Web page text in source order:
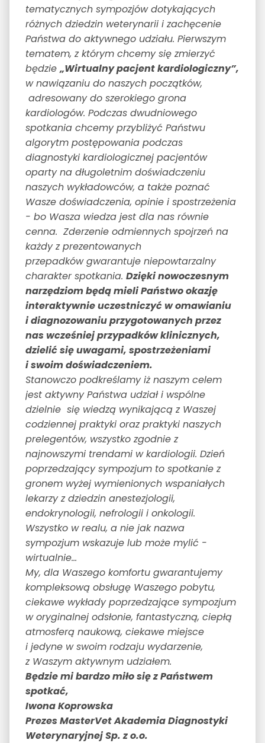
tematycznych sympozjów dotykających
różnych dziedzin weterynarii i zachęcenie
Państwa do aktywnego udziału. Pierwszym
tematem, z którym chcemy się zmierzyć
będzie „Wirtualny pacjent kardiologiczny”,
w nawiązaniu do naszych początków,
adresowany do szerokiego grona
kardiologów. Podczas dwudniowego
spotkania chcemy przybliżyć Państwu
algorytm postępowania podczas
diagnostyki kardiologicznej pacjentów
oparty na długoletnim doświadczeniu
naszych wykładowców, a także poznać
Wasze doświadczenia, opinie i spostrzeżenia
- bo Wasza wiedza jest dla nas równie
cenna. Zderzenie odmiennych spojrzeń na
każdy z prezentowanych
przepadków gwarantuje niepowtarzalny
charakter spotkania. Dzięki nowoczesnym
narzędziom będą mieli Państwo okazję
interaktywnie uczestniczyć w omawianiu
i diagnozowaniu przygotowanych przez
nas wcześniej przypadków klinicznych,
dzielić się uwagami, spostrzeżeniami
i swoim doświadczeniem.
Stanowczo podkreślamy iż naszym celem
jest aktywny Państwa udział i wspólne
dzielnie się wiedzą wynikającą z Waszej
codziennej praktyki oraz praktyki naszych
prelegentów, wszystko zgodnie z
najnowszymi trendami w kardiologii. Dzień
poprzedzający sympozjum to spotkanie z
gronem wyżej wymienionych wspaniałych
lekarzy z dziedzin anestezjologii,
endokrynologii, nefrologii i onkologii.
Wszystko w realu, a nie jak nazwa
sympozjum wskazuje lub może mylić -
wirtualnie...
My, dla Waszego komfortu gwarantujemy
kompleksową obsługę Waszego pobytu,
ciekawe wykłady poprzedzające sympozjum
w oryginalnej odsłonie, fantastyczną, ciepłą
atmosferą naukową, ciekawe miejsce
i jedyne w swoim rodzaju wydarzenie,
z Waszym aktywnym udziałem.
Będzie mi bardzo miło się z Państwem
spotkać,
Iwona Koprowska
Prezes MasterVet Akademia Diagnostyki
Weterynaryjnej Sp. z o.o.